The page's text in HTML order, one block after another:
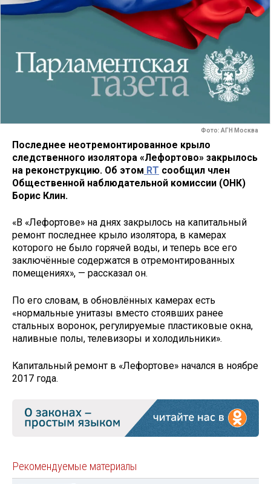
Фото: АГН Москва
Последнее неотремонтированное крыло
следственного изолятора «Лефортово» закрылось
на реконструкцию. Об этом RT сообщил член
Общественной наблюдательной комиссии (ОНК)
Борис Клин.
«В «Лефортове» на днях закрылось на капитальный
ремонт последнее крыло изолятора, в камерах
которого не было горячей воды, и теперь все его
заключённые содержатся в отремонтированных
помещениях», — рассказал он.
По его словам, в обновлённых камерах есть
«нормальные унитазы вместо стоявших ранее
стальных воронок, регулируемые пластиковые окна,
наливные полы, телевизоры и холодильники».
Капитальный ремонт в «Лефортове» начался в ноябре
2017 года.
Рекомендуемые материалы